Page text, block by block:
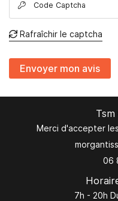
 Code Captcha
 Rafraîchir le captcha
Envoyer mon avis
Merci d'accepter
06
7h - 20h